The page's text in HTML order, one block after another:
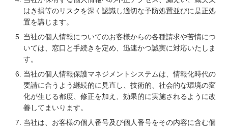
はき損等のリスクを深く認識し適切な予防処置並びに是正処
置を講じます。
当社の個人情報についてのお客様からの各種請求や苦情につ
いては、窓口と手続きを定め、迅速かつ誠実に対応いたしま
す。
当社の個人情報保護マネジメントシステムは、情報化時代の
要請に合うよう継続的に見直し、技術的、社会的な環境の変
化が生じる都度、修正を加え、効果的に実施されるように改
善してまいります。
当社は、お客様の個人番号及び個人番号をその内容に含む個